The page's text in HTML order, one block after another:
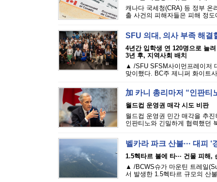
캐나다 국세청(CRA) 등 정부 온
출 사건의 피해자들은 피해 정
SFU 의대, 의사 부족 해
4년간 입학생 연 120명으로 늘려
3년 후, 지역사회 배치
▲ /SFU SFSM사이먼프레이저
맞이했다. BC주 제니퍼 화이트
加 카니 총리마저 “인판티
월드컵 운영권 매각 시도 비판
월드컵 운영권 민간 매각을 추
인판티노와 긴밀하게 협력했던
벨카라 파크 산불··· 대피
1.5헥타르 불에 타··· 건물 피해,
▲ /BCWS슈가 마운틴 트레일
서 발생한 1.5헥타르 규모의 산